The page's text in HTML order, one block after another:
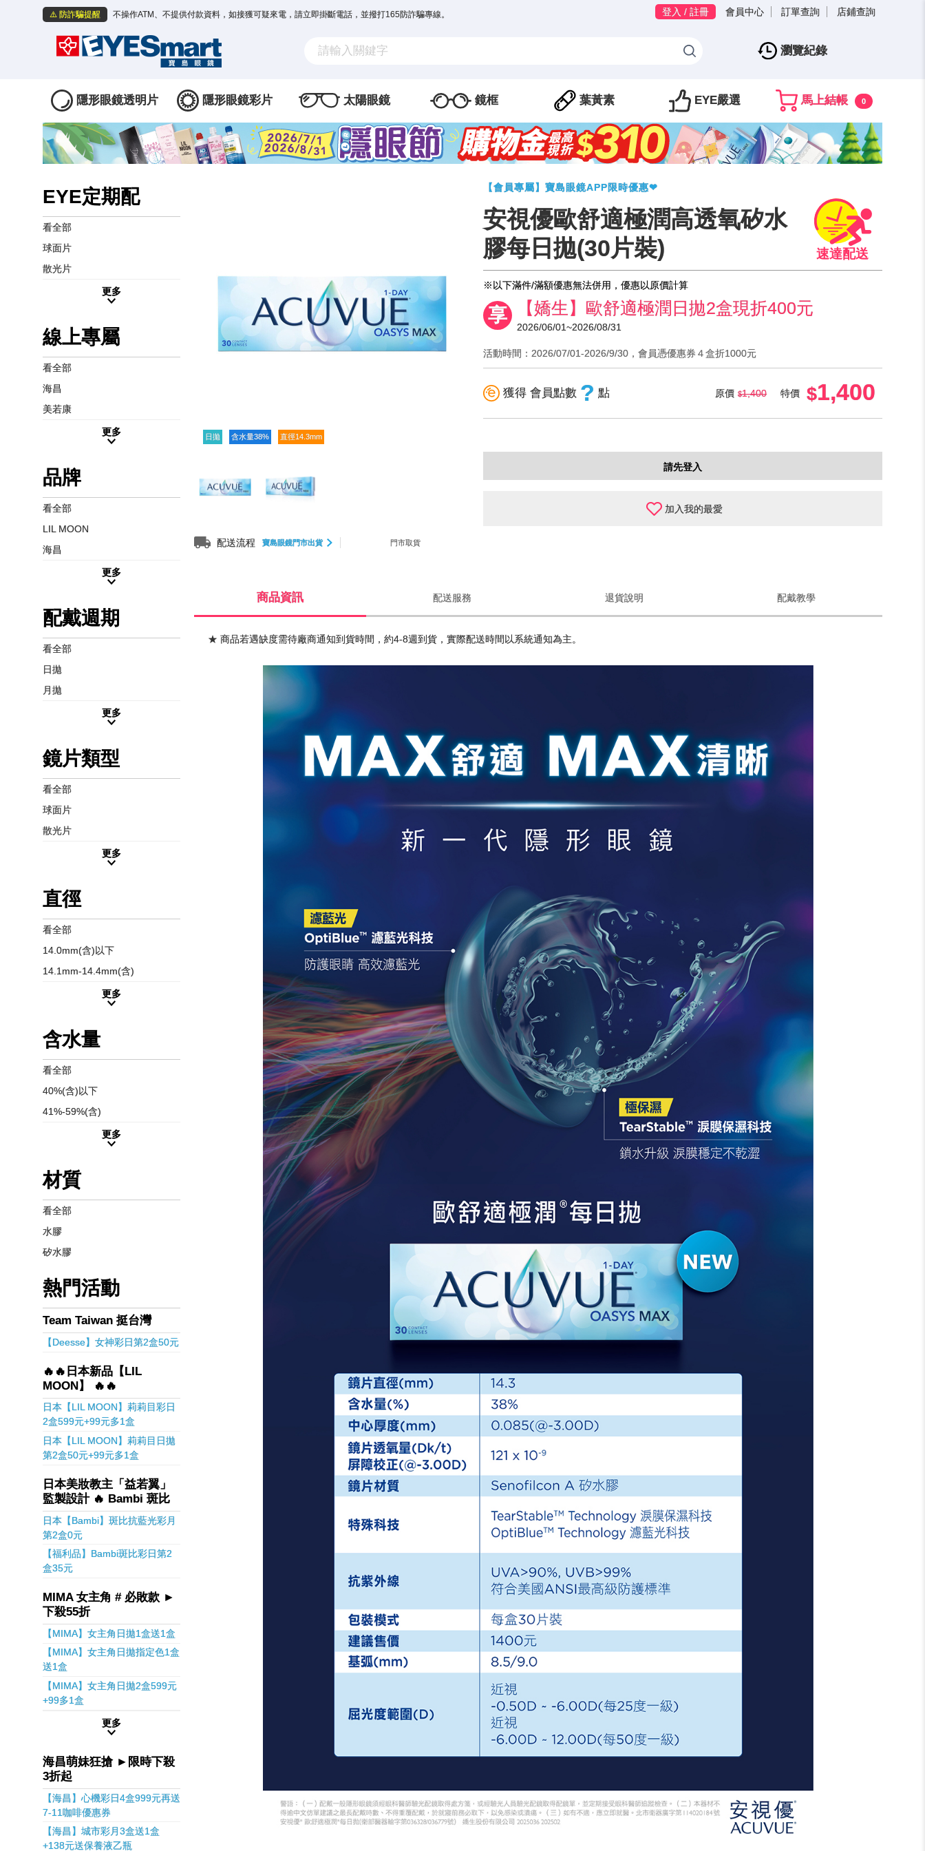
⚠️ 防詐騙提醒 不操作ATM、不提供付款資料，如接獲可疑來電，請立即掛斷電話，並撥打165防詐騙專線。 登入 / 註冊 會員中心 訂單查詢 店鋪查詢
瀏覽紀錄
隱形眼鏡透明片 隱形眼鏡彩片 太陽眼鏡 鏡框 葉黃素 EYE嚴選 馬上結帳 0
EYE定期配
看全部
球面片
散光片
更多
線上專屬
看全部
海昌
美若康
更多
品牌
看全部
LIL MOON
海昌
更多
配戴週期
看全部
日拋
月拋
更多
鏡片類型
看全部
球面片
散光片
更多
直徑
看全部
14.0mm(含)以下
14.1mm-14.4mm(含)
更多
含水量
看全部
40%(含)以下
41%-59%(含)
更多
材質
看全部
水膠
矽水膠
熱門活動
Team Taiwan 挺台灣
【Deesse】女神彩日第2盒50元
🔥🔥日本新品【LIL
MOON】 🔥🔥
日本【LIL MOON】莉莉目彩日
2盒599元+99元多1盒
日本【LIL MOON】莉莉目日拋
第2盒50元+99元多1盒
日本美妝教主「益若翼」
監製設計 🔥 Bambi 斑比
日本【Bambi】斑比抗藍光彩月
第2盒0元
【福利品】Bambi斑比彩日第2
盒35元
MIMA 女主角 # 必敗款 ►
下殺55折
【MIMA】女主角日拋1盒送1盒
【MIMA】女主角日拋指定色1盒
送1盒
【MIMA】女主角日拋2盒599元
+99多1盒
更多
海昌萌妹狂搶 ►限時下殺
3折起
【海昌】心機彩日4盒999元再送
7-11咖啡優惠券
【海昌】城市彩月3盒送1盒
+138元送保養液乙瓶
日拋 含水量38% 直徑14.3mm
配送流程 寶島眼鏡門市出貨 門市取貨
【會員專屬】寶島眼鏡APP限時優惠❤
安視優歐舒適極潤高透氧矽水
膠每日拋(30片裝)
※以下滿件/滿額優惠無法併用，優惠以原價計算
享 【嬌生】歐舒適極潤日拋2盒現折400元
2026/06/01~2026/08/31
活動時間：2026/07/01-2026/9/30，會員憑優惠券４盒折1000元
獲得 會員點數 ? 點 原價 1,400 特價 1,400
請先登入
加入我的最愛
商品資訊 配送服務 退貨說明 配戴教學
★ 商品若遇缺度需待廠商通知到貨時間，約4-8週到貨，實際配送時間以系統通知為主。